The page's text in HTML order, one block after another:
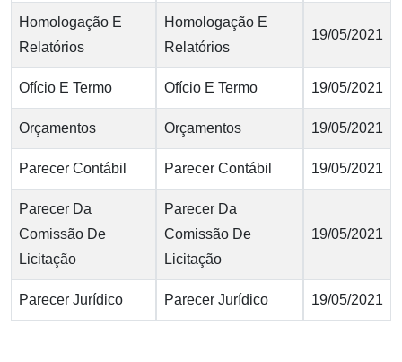
Homologação E
Relatórios
Homologação E
Relatórios
19/05/2021
Ofício E Termo Ofício E Termo 19/05/2021
Orçamentos Orçamentos 19/05/2021
Parecer Contábil Parecer Contábil 19/05/2021
Parecer Da
Comissão De
Licitação
Parecer Da
Comissão De
Licitação
19/05/2021
Parecer Jurídico Parecer Jurídico 19/05/2021